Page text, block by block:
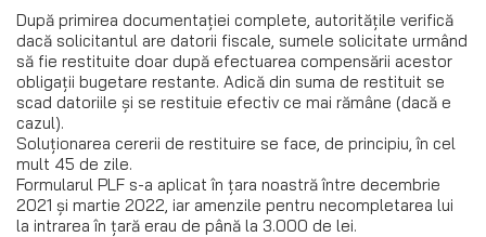
După primirea documentaţiei complete, autoritățile verifică
dacă solicitantul are datorii fiscale, sumele solicitate urmând
să fie restituite doar după efectuarea compensării acestor
obligaţii bugetare restante. Adică din suma de restituit se
scad datoriile și se restituie efectiv ce mai rămâne (dacă e
cazul).
Soluţionarea cererii de restituire se face, de principiu, în cel
mult 45 de zile.
Formularul PLF s-a aplicat în țara noastră între decembrie
2021 și martie 2022, iar amenzile pentru necompletarea lui
la intrarea în țară erau de până la 3.000 de lei.